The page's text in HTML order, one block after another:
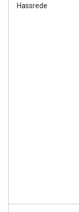
Hassrede